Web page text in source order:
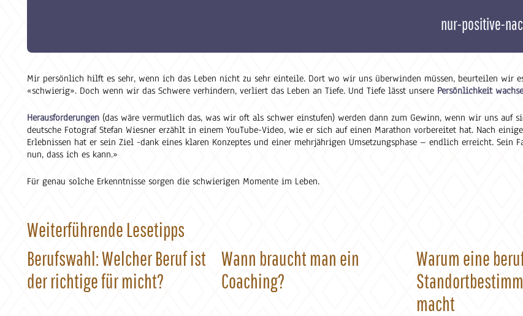
nur-positive-
Mir persönlich hilft es sehr, wenn ich das Leben nicht zu sehr einteile. Dort wo wir uns überwinden müssen, beurteilen wir
«schwierig». Doch wenn wir das Schwere verhindern, verliert das Leben an Tiefe. Und Tiefe lässt unsere Persönlichkeit
Herausforderungen(das wäre vermutlich das, was wir oft als schwer einstufen) werden dann zum Gewinn, wenn wir uns auf
deutsche Fotograf Stefan Wiesner erzählt in einem YouTube-Video, wie er sich auf einen Marathon vorbereitet hat. Nach
Erlebnissen hat er sein Ziel -dank eines klaren Konzeptes und einer mehrjährigen Umsetzungsphase – endlich erreicht. Sein
nun, dass ich es kann.»
Für genau solche Erkenntnisse sorgen die schwierigen Momente im Leben.
Weiterführende Lesetipps
Berufswahl: Welcher Beruf ist
der richtige für micht?
Wann braucht man ein
Coaching?
Warum eine
macht